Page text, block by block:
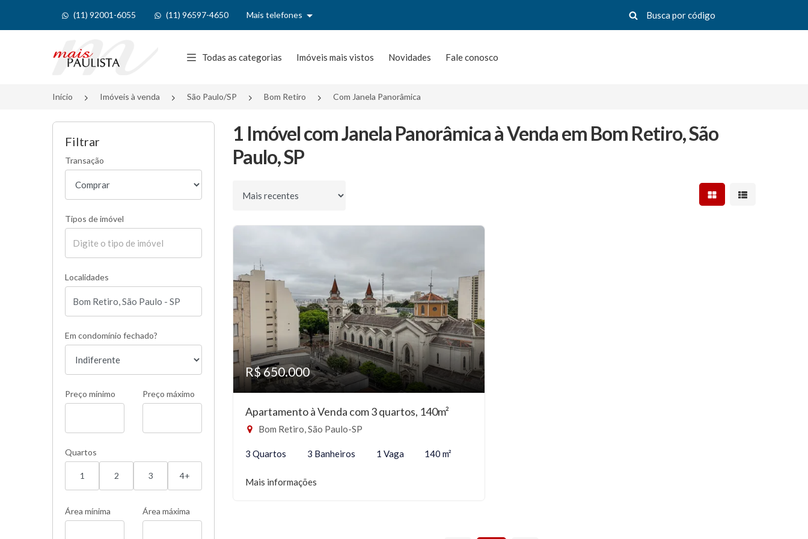
(11) 92001-6055 (11) 96597-4650 Mais telefones
Página inicial
Todas as categorias Imóveis mais vistos Novidades Fale conosco
Início Imóveis à venda São Paulo/SP Bom Retiro Com Janela Panorâmica
Filtrar
Transação
Tipos de imóvel
Localidades
Em condomínio fechado?
Preço mínimo Preço máximo
Quartos
1 2 3 4+
Área mínima Área máxima
1 Imóvel com Janela Panorâmica à Venda em Bom Retiro, São
Paulo, SP
Ordenar por Mostrar resultados em
Mostrar
R$ 650.000
Apartamento à Venda com 3 quartos, 140m²
Bom Retiro, São Paulo-SP
3 Quartos 3 Banheiros 1 Vaga 140 m²
Mais informações